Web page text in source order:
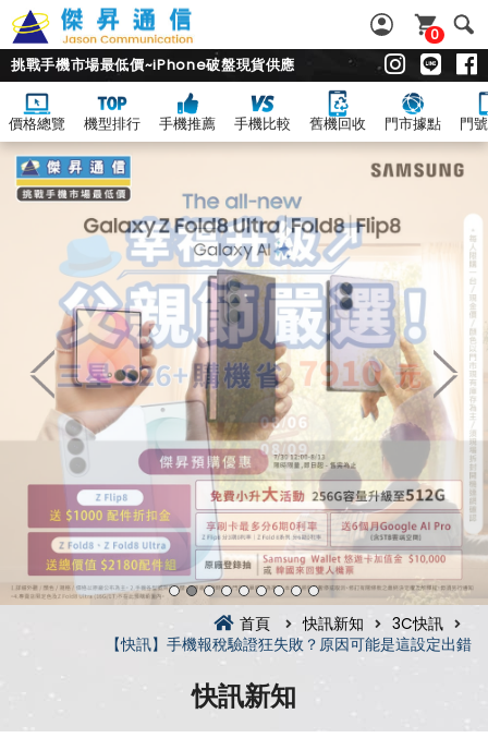
0
挑戰手機市場最低價~iPhone破盤現貨供應
價格總覽 機型排行 手機推薦 手機比較 舊機回收 門市據點 門
首頁 快訊新知
3C快訊
【快訊】手機報稅驗證狂失敗？原因可能是這設定出錯
快訊新知